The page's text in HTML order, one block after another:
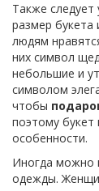
Также следует
размер
людям
них символ
небольшие и
символом
чтобы
поэтому
особенности.
Иногда можно
одежды.